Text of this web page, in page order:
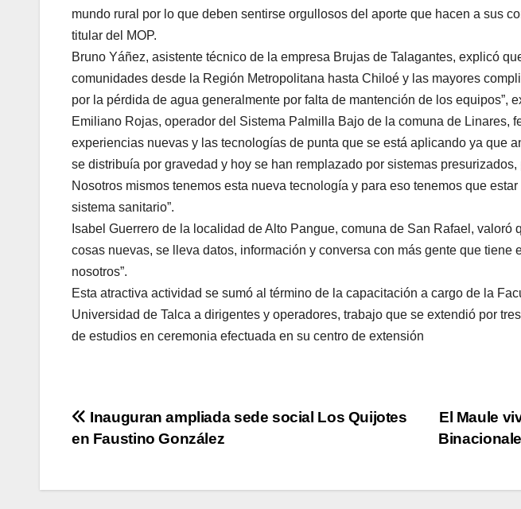
mundo rural por lo que deben sentirse orgullosos del aporte que hacen a sus
titular del MOP.
Bruno Yáñez, asistente técnico de la empresa Brujas de Talagantes, explicó
comunidades desde la Región Metropolitana hasta Chiloé y las mayores
por la pérdida de agua generalmente por falta de mantención de los equipos”,
Emiliano Rojas, operador del Sistema Palmilla Bajo de la comuna de Linares,
experiencias nuevas y las tecnologías de punta que se está aplicando ya que
se distribuía por gravedad y hoy se han remplazado por sistemas
Nosotros mismos tenemos esta nueva tecnología y para eso tenemos que
sistema sanitario”.
Isabel Guerrero de la localidad de Alto Pangue, comuna de San Rafael, valoró
cosas nuevas, se lleva datos, información y conversa con más gente que tiene
nosotros”.
Esta atractiva actividad se sumó al término de la capacitación a cargo de la
Universidad de Talca a dirigentes y operadores, trabajo que se extendió por
de estudios en ceremonia efectuada en su centro de extensión
Navegación
entradas
El Maule
Inauguran ampliada sede social Los Quijotes
en Faustino González